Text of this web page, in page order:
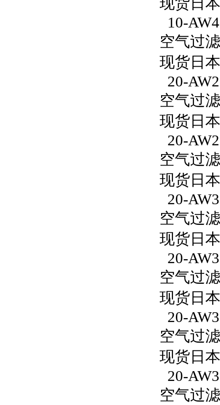
10-
空气过
现货日
20-
空气过
现货日
20-
空气过
现货日
20-
空气过
现货日
20-
空气过
现货日
20-
空气过
现货日
20-
空气过